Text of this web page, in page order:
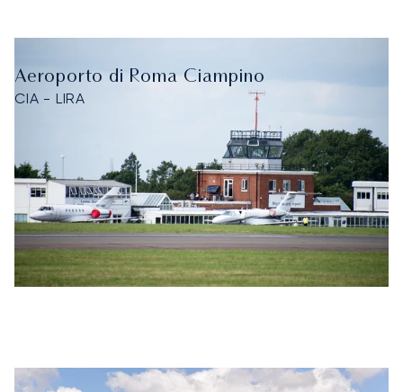
Aeroporto di Roma Ciampino
CIA - LIRA